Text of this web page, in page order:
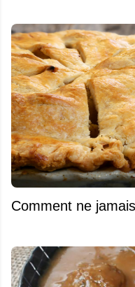
Comment ne